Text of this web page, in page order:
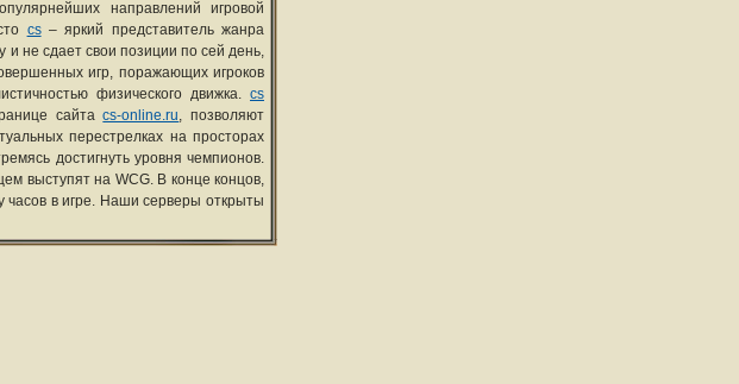
направлений игровой
cs– яркий представитель жанра
и не сдает свои позиции по сей день,
игр, поражающих игроков
физического движка. cs
сайтаcs-online.ru, позволяют
перестрелках на просторах
достигнуть уровня чемпионов.
выступят на WCG. В конце концов,
часов в игре. Наши серверы открыты